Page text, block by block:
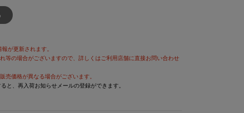
が更新されます。
等の場合がございますので、詳しくはご利用店舗に直接お問い合わせ
売価格が異なる場合がございます。
と、再入荷お知らせメールの登録ができます。